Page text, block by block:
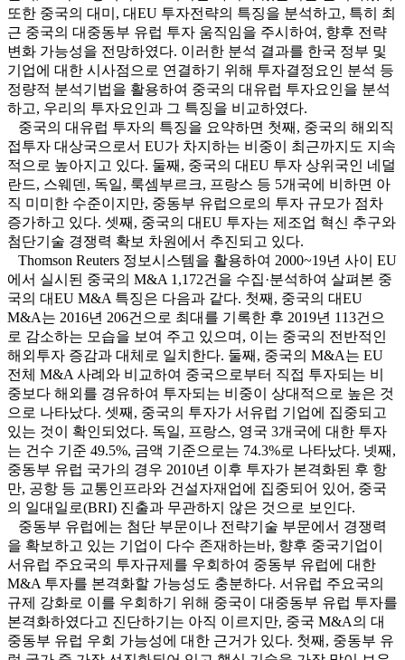
또한 중국의 대미, 대EU 투자전략의 특징을 분석하고, 특히 최
근 중국의 대중동부 유럽 투자 움직임을 주시하여, 향후 전략
변화 가능성을 전망하였다. 이러한 분석 결과를 한국 정부 및
기업에 대한 시사점으로 연결하기 위해 투자결정요인 분석 등
정량적 분석기법을 활용하여 중국의 대유럽 투자요인을 분석
하고, 우리의 투자요인과 그 특징을 비교하였다.
중국의 대유럽 투자의 특징을 요약하면 첫째, 중국의 해외직
접투자 대상국으로서 EU가 차지하는 비중이 최근까지도 지속
적으로 높아지고 있다. 둘째, 중국의 대EU 투자 상위국인 네덜
란드, 스웨덴, 독일, 룩셈부르크, 프랑스 등 5개국에 비하면 아
직 미미한 수준이지만, 중동부 유럽으로의 투자 규모가 점차
증가하고 있다. 셋째, 중국의 대EU 투자는 제조업 혁신 추구와
첨단기술 경쟁력 확보 차원에서 추진되고 있다.
Thomson Reuters 정보시스템을 활용하여 2000~19년 사이 EU
에서 실시된 중국의 M&A 1,172건을 수집·분석하여 살펴본 중
국의 대EU M&A 특징은 다음과 같다. 첫째, 중국의 대EU
M&A는 2016년 206건으로 최대를 기록한 후 2019년 113건으
로 감소하는 모습을 보여 주고 있으며, 이는 중국의 전반적인
해외투자 증감과 대체로 일치한다. 둘째, 중국의 M&A는 EU
전체 M&A 사례와 비교하여 중국으로부터 직접 투자되는 비
중보다 해외를 경유하여 투자되는 비중이 상대적으로 높은 것
으로 나타났다. 셋째, 중국의 투자가 서유럽 기업에 집중되고
있는 것이 확인되었다. 독일, 프랑스, 영국 3개국에 대한 투자
는 건수 기준 49.5%, 금액 기준으로는 74.3%로 나타났다. 넷째,
중동부 유럽 국가의 경우 2010년 이후 투자가 본격화된 후 항
만, 공항 등 교통인프라와 건설자재업에 집중되어 있어, 중국
의 일대일로(BRI) 진출과 무관하지 않은 것으로 보인다.
중동부 유럽에는 첨단 부문이나 전략기술 부문에서 경쟁력
을 확보하고 있는 기업이 다수 존재하는바, 향후 중국기업이
서유럽 주요국의 투자규제를 우회하여 중동부 유럽에 대한
M&A 투자를 본격화할 가능성도 충분하다. 서유럽 주요국의
규제 강화로 이를 우회하기 위해 중국이 대중동부 유럽 투자를
본격화하였다고 진단하기는 아직 이르지만, 중국 M&A의 대
중동부 유럽 우회 가능성에 대한 근거가 있다. 첫째, 중동부 유